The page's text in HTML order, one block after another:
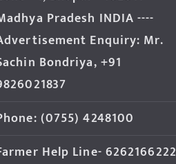
Pradesh INDIA ----
Enquiry: Mr.
Bondriya, +91
(0755) 4248100
Help Line- 6262166222